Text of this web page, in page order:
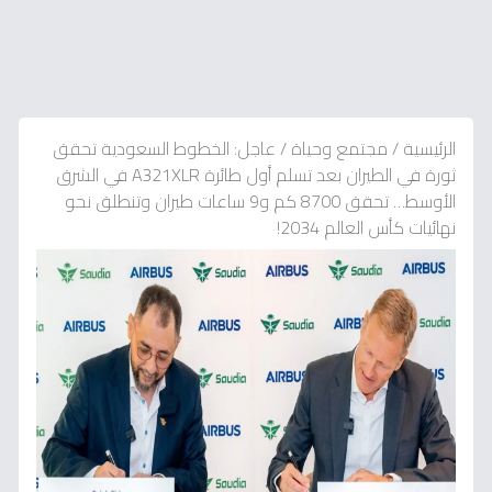
الرئيسية/مجتمع وحياة/عاجل: الخطوط السعودية تحقق
ثورة في الطيران بعد تسلم أول طائرة A321XLR في الشرق
الأوسط… تحقق 8700 كم و9 ساعات طيران وتنطلق نحو
نهائيات كأس العالم 2034!